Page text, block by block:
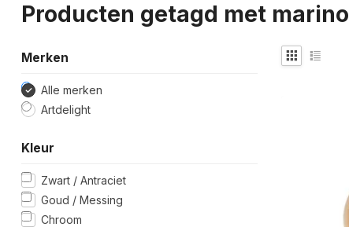
Producten getagd met marino
Merken
Alle merken
Artdelight
Kleur
Zwart / Antraciet
Goud / Messing
Chroom